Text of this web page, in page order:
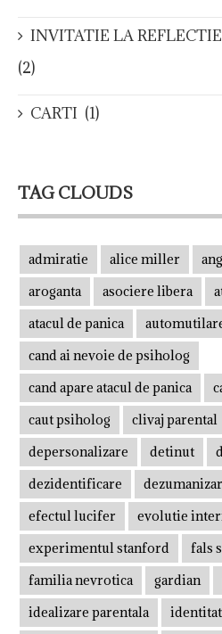
INVITATIE LA
(2)
CARTI (1)
TAG CLOUDS
admiratie alice miller
aroganta
asociere libera
atacul de panica
cand ai nevoie de psiholog
cand apare atacul de panica
caut psiholog
clivaj parental
depersonalizare
detinut
dezidentificare
efectul lucifer
evolutie
experimentul stanford
fals
familia nevrotica
gardian
idealizare parentala